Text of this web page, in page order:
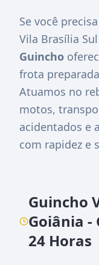
Se você
Vila Brasília
Guincho
frota
Atuamos no
motos,
acidentados e
com rapidez e
Guincho
Goiânia -
24 Horas